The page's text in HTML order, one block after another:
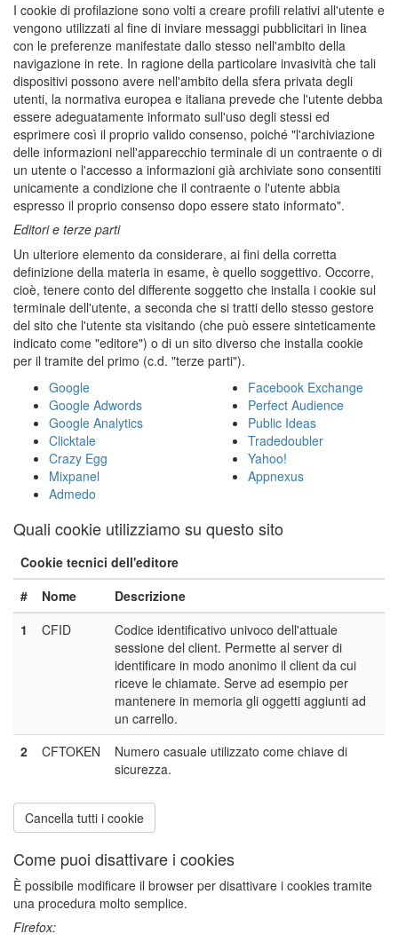
I cookie di profilazione sono volti a creare profili relativi all'utente e
vengono utilizzati al fine di inviare messaggi pubblicitari in linea
con le preferenze manifestate dallo stesso nell'ambito della
navigazione in rete. In ragione della particolare invasività che tali
dispositivi possono avere nell'ambito della sfera privata degli
utenti, la normativa europea e italiana prevede che l'utente debba
essere adeguatamente informato sull'uso degli stessi ed
esprimere così il proprio valido consenso, poiché "l'archiviazione
delle informazioni nell'apparecchio terminale di un contraente o di
un utente o l'accesso a informazioni già archiviate sono consentiti
unicamente a condizione che il contraente o l'utente abbia
espresso il proprio consenso dopo essere stato informato".
Editori e terze parti
Un ulteriore elemento da considerare, ai fini della corretta
definizione della materia in esame, è quello soggettivo. Occorre,
cioè, tenere conto del differente soggetto che installa i cookie sul
terminale dell'utente, a seconda che si tratti dello stesso gestore
del sito che l'utente sta visitando (che può essere sinteticamente
indicato come "editore") o di un sito diverso che installa cookie
per il tramite del primo (c.d. "terze parti").
Google
Google Adwords
Google Analytics
Clicktale
Crazy Egg
Mixpanel
Admedo
Facebook Exchange
Perfect Audience
Public Ideas
Tradedoubler
Yahoo!
Appnexus
Quali cookie utilizziamo su questo sito
Cookie tecnici dell'editore
#
Nome
Descrizione
1
CFID
Codice identificativo univoco dell'attuale
sessione del client. Permette al server di
identificare in modo anonimo il client da cui
riceve le chiamate. Serve ad esempio per
mantenere in memoria gli oggetti aggiunti ad
un carrello.
2
CFTOKEN
Numero casuale utilizzato come chiave di
sicurezza.
Cancella tutti i cookie
Come puoi disattivare i cookies
È possibile modificare il browser per disattivare i cookies tramite
una procedura molto semplice.
Firefox: